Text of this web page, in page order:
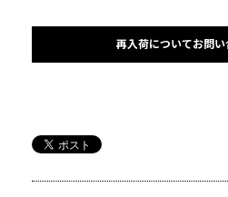
再入荷についてお問